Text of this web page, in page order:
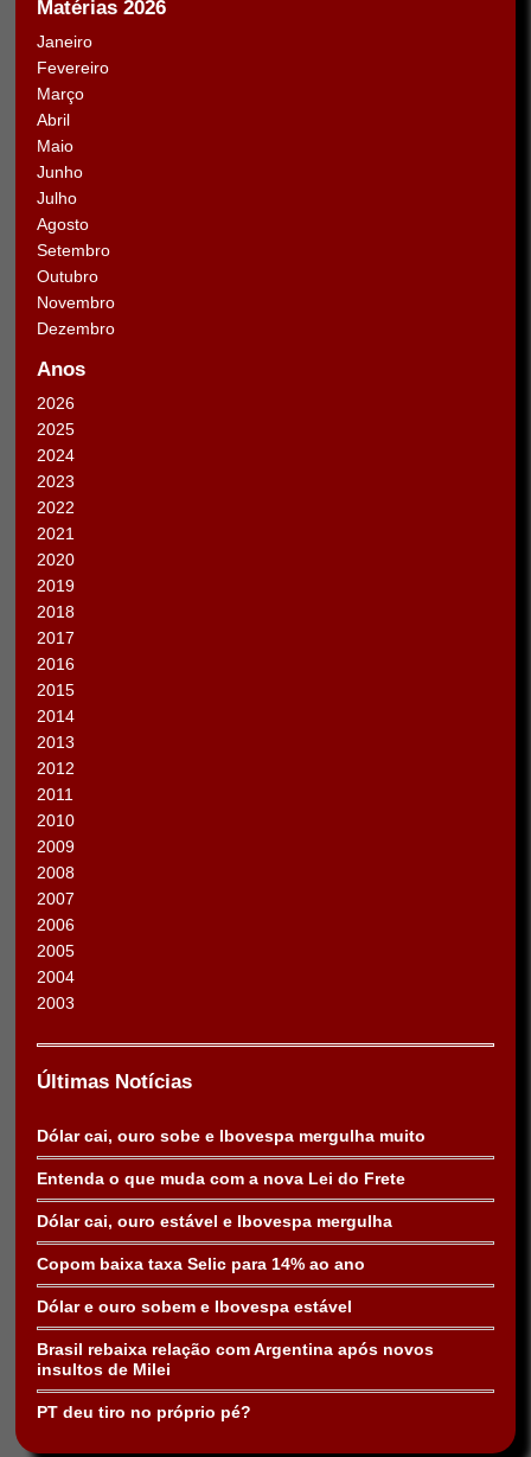
Matérias 2026
Janeiro
Fevereiro
Março
Abril
Maio
Junho
Julho
Agosto
Setembro
Outubro
Novembro
Dezembro
Anos
2026
2025
2024
2023
2022
2021
2020
2019
2018
2017
2016
2015
2014
2013
2012
2011
2010
2009
2008
2007
2006
2005
2004
2003
Últimas Notícias
Dólar cai, ouro sobe e Ibovespa mergulha muito
Entenda o que muda com a nova Lei do Frete
Dólar cai, ouro estável e Ibovespa mergulha
Copom baixa taxa Selic para 14% ao ano
Dólar e ouro sobem e Ibovespa estável
Brasil rebaixa relação com Argentina após novos
insultos de Milei
PT deu tiro no próprio pé?